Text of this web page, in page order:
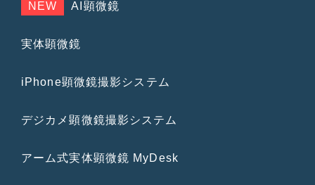
NEW AI顕微鏡
実体顕微鏡
iPhone顕微鏡撮影システム
デジカメ顕微鏡撮影システム
アーム式実体顕微鏡 MyDesk